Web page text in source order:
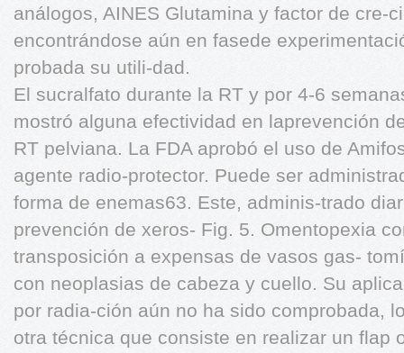
análogos, AINES Glutamina y factor de cre-
encontrándose aún en fasede
probada su utili-dad.
El sucralfato durante la RT y por 4-6
mostró alguna efectividad en laprevención
RT pelviana. La FDA aprobó el uso de
agente radio-protector. Puede ser
forma de enemas63. Este, adminis-trado
prevención de xeros- Fig. 5. Omentopexia
transposición a expensas de vasos gas-
con neoplasias de cabeza y cuello. Su
por radia-ción aún no ha sido comprobada,
otra técnica que consiste en realizar un flap